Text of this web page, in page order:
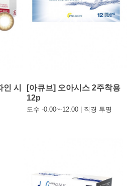
시
[아큐브] 오아시스 2주착용
12p
도수 -0.00~-12.00 | 직경 투명